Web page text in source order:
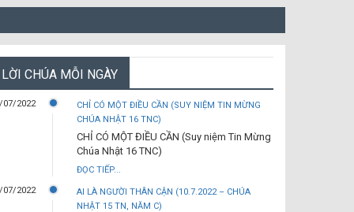
LỜI CHÚA MỖI NGÀY
07/2022
CHỈ CÓ MỘT ĐIỀU CẦN (SUY NIỆM TIN MỪNG
CHÚA NHẬT 16 TNC)
CHỈ CÓ MỘT ĐIỀU CẦN (Suy niệm Tin Mừng
Chúa Nhật 16 TNC)
ĐỌC TIẾP...
07/2022
AI LÀ NGƯỜI THÂN CẬN (10.7.2022 – CHÚA
NHẬT 15 TN, NĂM C)